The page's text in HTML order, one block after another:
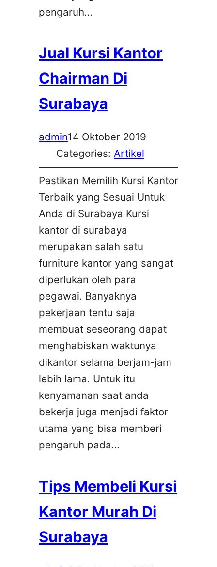
pengaruh…
Jual Kursi Kantor
Chairman Di
Surabaya
admin14 Oktober 2019
Categories: Artikel
Pastikan Memilih Kursi Kantor
Terbaik yang Sesuai Untuk
Anda di Surabaya Kursi
kantor di surabaya
merupakan salah satu
furniture kantor yang sangat
diperlukan oleh para
pegawai. Banyaknya
pekerjaan tentu saja
membuat seseorang dapat
menghabiskan waktunya
dikantor selama berjam-jam
lebih lama. Untuk itu
kenyamanan saat anda
bekerja juga menjadi faktor
utama yang bisa memberi
pengaruh pada…
Tips Membeli Kursi
Kantor Murah Di
Surabaya